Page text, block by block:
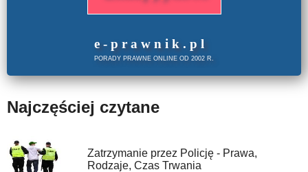
e -prawnik . pl
PORADY PRAWNE ONLINE OD 2002 R.
Najczęściej czytane
Zatrzymanie przez Policję - Prawa,
Rodzaje, Czas Trwania